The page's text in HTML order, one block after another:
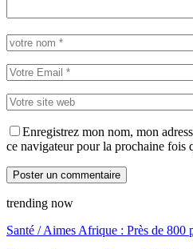
Enregistrez mon nom, mon
ce navigateur pour la prochaine fois
trending now
Santé / Aimes Afrique : Près de 800